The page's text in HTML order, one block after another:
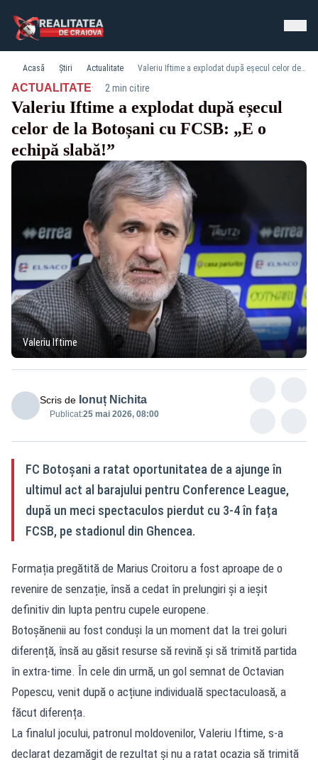
Acasă Știri Actualitate Valeriu Iftime a explodat după eșecul celor de la Botoșani cu FCSB: „E o echipă slabă!”
ACTUALITATE· 2 min citire
Valeriu Iftime a explodat după eșecul
celor de la Botoșani cu FCSB: „E o
echipă slabă!”
Valeriu Iftime
Scris de Ionuț Nichita
Publicat:25 mai 2026, 08:00
FC Botoșani a ratat oportunitatea de a ajunge în
ultimul act al barajului pentru Conference League,
după un meci spectaculos pierdut cu 3-4 în fața
FCSB, pe stadionul din Ghencea.
Formația pregătită de Marius Croitoru a fost aproape de o
revenire de senzație, însă a cedat în prelungiri și a ieșit
definitiv din lupta pentru cupele europene.
Botoșănenii au fost conduși la un moment dat la trei goluri
diferență, însă au găsit resurse să revină și să trimită partida
în extra-time. În cele din urmă, un gol semnat de Octavian
Popescu, venit după o acțiune individuală spectaculoasă, a
făcut diferența.
La finalul jocului, patronul moldovenilor, Valeriu Iftime, s-a
declarat dezamăgit de rezultat și nu a ratat ocazia să trimită